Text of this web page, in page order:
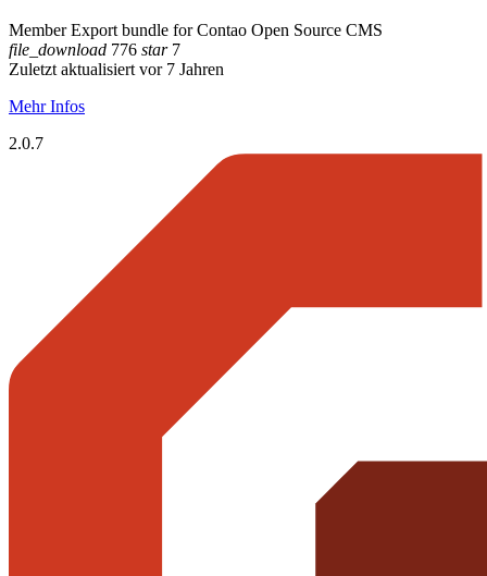
Member Export bundle for Contao Open Source CMS
file_download 776 star7
Zuletzt aktualisiert vor 7 Jahren
Mehr Infos
2.0.7